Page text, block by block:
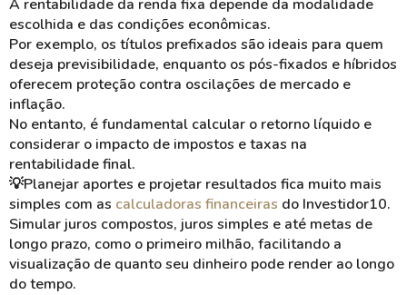
A rentabilidade da renda fixa depende da modalidade
escolhida e das condições econômicas.
Por exemplo, os títulos prefixados são ideais para quem
deseja previsibilidade, enquanto os pós-fixados e híbridos
oferecem proteção contra oscilações de mercado e
inflação.
No entanto, é fundamental calcular o retorno líquido e
considerar o impacto de impostos e taxas na
rentabilidade final.
💡Planejar aportes e projetar resultados fica muito mais
simples com as calculadoras financeiras do Investidor10.
Simular juros compostos, juros simples e até metas de
longo prazo, como o primeiro milhão, facilitando a
visualização de quanto seu dinheiro pode render ao longo
do tempo.